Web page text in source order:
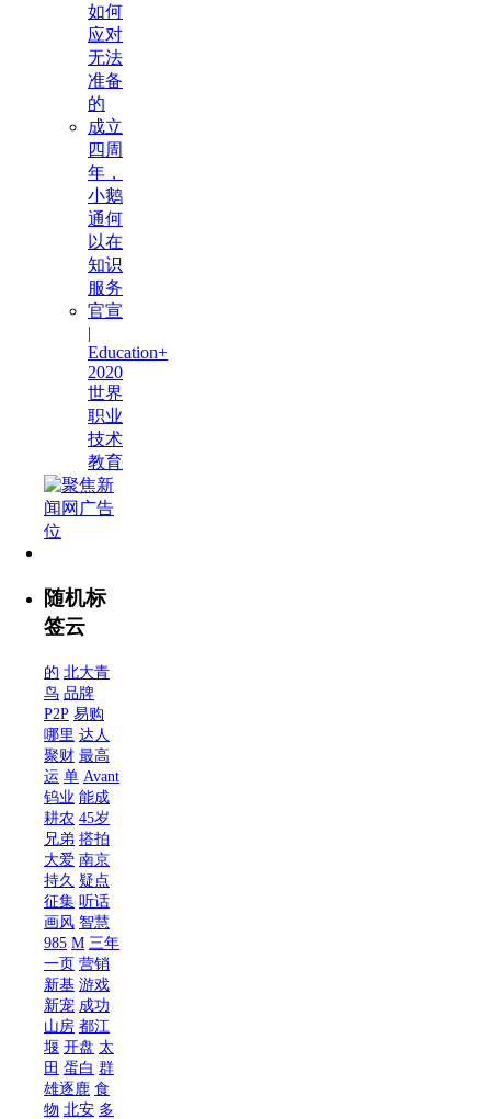
如何
应对
无法
准备
的
成立
四周
年，
小鹅
通何
以在
知识
服务
官宣
|
Education+
2020
世界
职业
技术
教育
随机标
签云
的 北大青
鸟 品牌
P2P 易购
哪里 达人
聚财 最高
运 单 Avant
钨业 能成
耕农 45岁
兄弟 搭拍
大爱 南京
持久 疑点
征集 听话
画风 智慧
985 M 三年
一页 营销
新基 游戏
新宠 成功
山房 都江
堰 开盘 太
田 蛋白 群
雄逐鹿 食
物 北安 多